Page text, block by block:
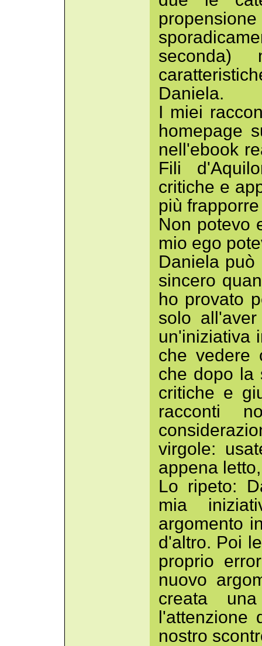
Daniela.
I miei
homepage
nell'ebook
Fili
critiche e
più
Non potevo
mio ego
Daniela
sincero
ho provato
solo
un'iniziativa
che vedere
che dopo la
critiche e
racconti
virgole:
appena
Lo ripeto:
mia
argomento
d'altro. Poi
proprio
nuovo
creata
l'attenzione
nostro